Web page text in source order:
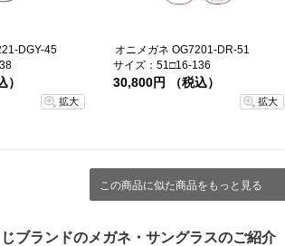
DGY-45
拡大
オニメガネ OG7201-DR-51
サイズ：51□16-136
30,800円 （税込）
拡大
この商品に似た商品をもっと見る
ブランドのメガネ・サングラスのご紹介